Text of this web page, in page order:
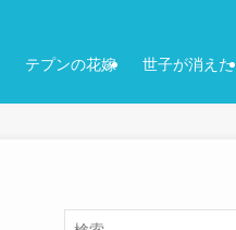
テプンの花嫁 世子が消えた